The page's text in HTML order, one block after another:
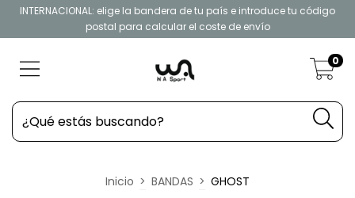
INTERNACIONAL: elige la bandera de tu país e introduce tu código
postal para calcular el coste de envío
0
Inicio > BANDAS > GHOST